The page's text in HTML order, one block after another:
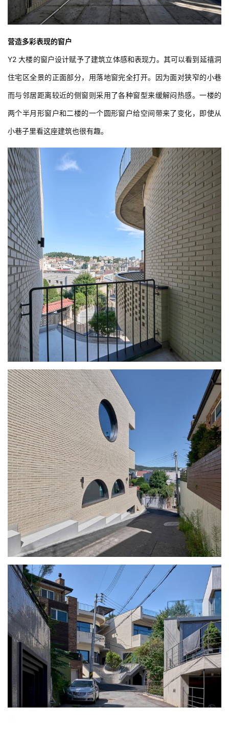
营造多彩表现的窗户
Y2 大楼的窗户设计赋予了建筑立体感和表现力。其可以看到延禧洞
住宅区全景的正面部分，用落地窗完全打开。因为面对狭窄的小巷
而与邻居距离较近的侧窗则采用了各种窗型来缓解闷热感。一楼的
两个半月形窗户和二楼的一个圆形窗户给空间带来了变化，即使从
小巷子里看这座建筑也很有趣。